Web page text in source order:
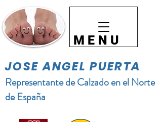
Representante de Calzado en el Norte
de España
JOSE ANGEL PUERTA
MENU